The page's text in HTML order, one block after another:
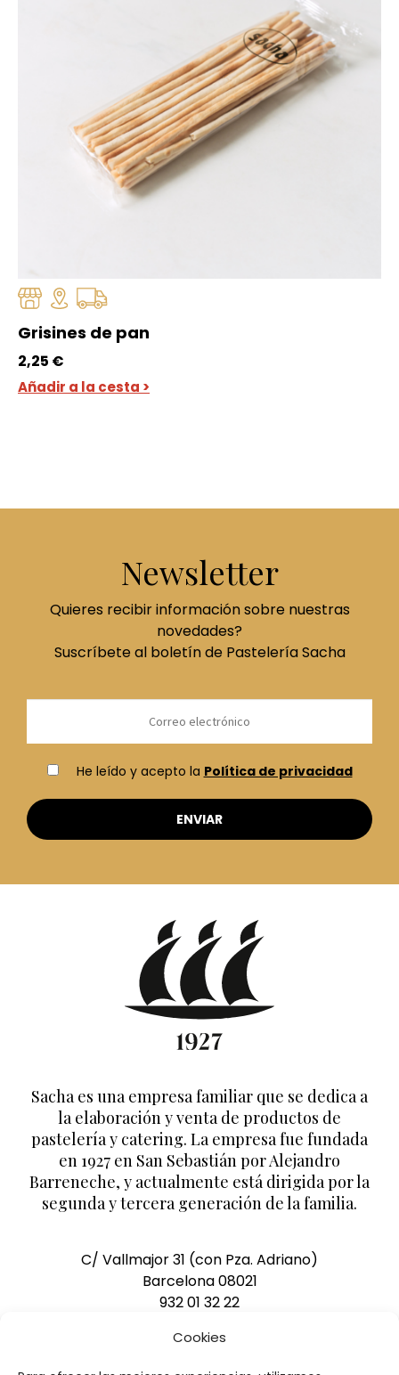
Cookies
Grisines de pan
2,25 €
Añadir a la cesta >
Newsletter
Quieres recibir información sobre nuestras
novedades?
Suscríbete al boletín de Pastelería Sacha
He leído y acepto la Política de privacidad
Sacha es una empresa familiar que se dedica a
la elaboración y venta de productos de
pastelería y catering. La empresa fue fundada
en 1927 en San Sebastián por Alejandro
Barreneche, y actualmente está dirigida por la
segunda y tercera generación de la familia.
C/ Vallmajor 31 (con Pza. Adriano)
Barcelona 08021
932 01 32 22